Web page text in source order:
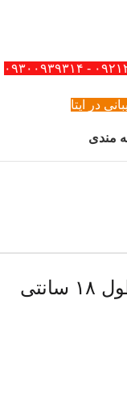
در ایتا
مندی
کاربرد پنس جفت اسکولاپ طول ۱۸ سانتی